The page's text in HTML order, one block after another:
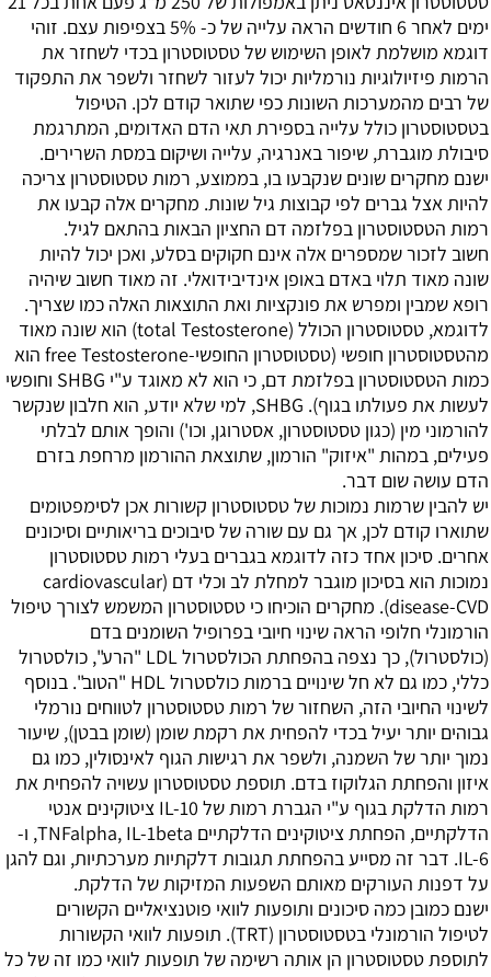
ימים לאחר 6 חודשים הראה עלייה של כ- 5% בצפיפות עצם. זוהי
דוגמא מושלמת לאופן השימוש של טסטוסטרון בכדי לשחזר את
הרמות פיזיולוגיות נורמליות יכול לעזור לשחזר ולשפר את התפקוד
של רבים מהמערכות השונות כפי שתואר קודם לכן. הטיפול
בטסטוסטרון כולל עלייה בספירת תאי הדם האדומים, המתרגמת
סיבולת מוגברת, שיפור באנרגיה, עלייה ושיקום במסת השרירים.
ישנם מחקרים שונים שנקבעו בו, בממוצע, רמות טסטוסטרון צריכה
להיות אצל גברים לפי קבוצות גיל שונות. מחקרים אלה קבעו את
רמות הטסטוסטרון בפלזמה דם החציון הבאות בהתאם לגיל.
חשוב לזכור שמספרים אלה אינם חקוקים בסלע, ואכן יכול להיות
שונה מאוד תלוי באדם באופן אינדיבידואלי. זה מאוד חשוב שיהיה
רופא שמבין ומפרש את פונקציות ואת התוצאות האלה כמו שצריך.
לדוגמא, טסטוסטרון הכולל (total Testosterone) הוא שונה מאוד
מהטסטוסטרון חופשי (טסטוסטרון החופשי-free Testosterone הוא
כמות הטסטוסטרון בפלזמת דם, כי הוא לא מאוגד ע"י SHBG וחופשי
לעשות את פעולתו בגוף). SHBG, למי שלא יודע, הוא חלבון שנקשר
להורמוני מין (כגון טסטוסטרון, אסטרוגן, וכו') והופך אותם לבלתי
פעילים, במהות "איזוק" הורמון, שתוצאת ההורמון מרחפת בזרם
הדם עושה שום דבר.
יש להבין שרמות נמוכות של טסטוסטרון קשורות אכן לסימפטומים
שתוארו קודם לכן, אך גם עם שורה של סיבוכים בריאותיים וסיכונים
אחרים. סיכון אחד כזה לדוגמא בגברים בעלי רמות טסטוסטרון
נמוכות הוא בסיכון מוגבר למחלת לב וכלי דם (cardiovascular
disease-CVD). מחקרים הוכיחו כי טסטוסטרון המשמש לצורך טיפול
הורמונלי חלופי הראה שינוי חיובי בפרופיל השומנים בדם
(כולסטרול), כך נצפה בהפחתת הכולסטרול LDL "הרע", כולסטרול
כללי, כמו גם לא חל שינויים ברמות כולסטרול HDL "הטוב". בנוסף
לשינוי החיובי הזה, השחזור של רמות טסטוסטרון לטווחים נורמלי
גבוהים יותר יעיל בכדי להפחית את רקמת שומן (שומן בבטן), שיעור
נמוך יותר של השמנה, ולשפר את רגישות הגוף לאינסולין, כמו גם
איזון והפחתת הגלוקוז בדם. תוספת טסטוסטרון עשויה להפחית את
רמות הדלקת בגוף ע"י הגברת רמות של IL-10 ציטוקינים אנטי
הדלקתיים, הפחתת ציטוקינים הדלקתיים TNFalpha, IL-1beta, ו-
IL-6. דבר זה מסייע בהפחתת תגובות דלקתיות מערכתיות, וגם להגן
על דפנות העורקים מאותם השפעות המזיקות של הדלקת.
ישנם כמובן כמה סיכונים ותופעות לוואי פוטנציאליים הקשורים
לטיפול הורמונלי בטסטוסטרון (TRT). תופעות לוואי הקשורות
לתוספת טסטוסטרון הן אותה רשימה של תופעות לוואי כמו זה של כל